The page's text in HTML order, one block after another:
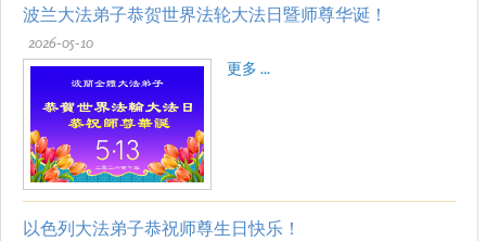
波兰大法弟子恭贺世界法轮大法日暨师尊华诞！
2026-05-10
更多 ...
以色列大法弟子恭祝师尊生日快乐！